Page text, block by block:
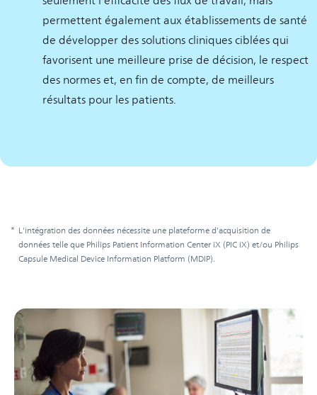
permettent également aux établissements de santé
de développer des solutions cliniques ciblées qui
favorisent une meilleure prise de décision, le respect
des normes et, en fin de compte, de meilleurs
résultats pour les patients.
* L'intégration des données nécessite une plateforme d'acquisition de
données telle que Philips Patient Information Center iX (PIC iX) et/ou Philips
Capsule Medical Device Information Platform (MDIP).